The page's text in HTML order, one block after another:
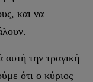
και να
αυτή την τραγική
ότι ο κύριος